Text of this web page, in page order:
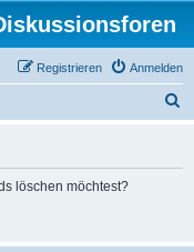
Anmelden
Registrieren
löschen möchtest?